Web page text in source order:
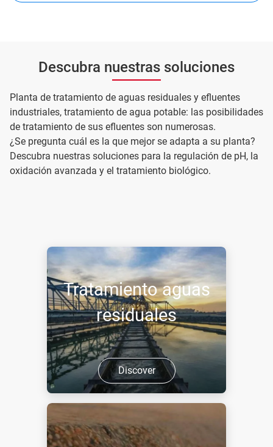
Descubra nuestras soluciones
Planta de tratamiento de aguas residuales y efluentes
industriales, tratamiento de agua potable: las posibilidades
de tratamiento de sus efluentes son numerosas.
¿Se pregunta cuál es la que mejor se adapta a su planta?
Descubra nuestras soluciones para la regulación de pH, la
oxidación avanzada y el tratamiento biológico.
Tratamiento aguas
residuales
Discover